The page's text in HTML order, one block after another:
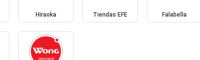
Hiraoka Tiendas EFE Falabella